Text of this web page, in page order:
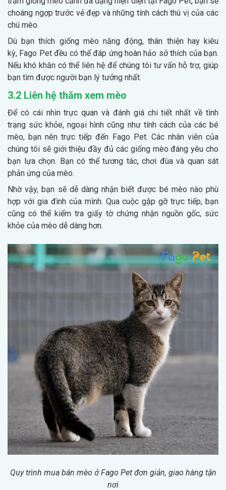
choáng ngợp trước vẻ đẹp và những tính cách thú vị của các
chú mèo.
Dù bạn thích giống mèo năng động, thân thiện hay kiêu
kỳ, Fago Pet đều có thể đáp ứng hoàn hảo sở thích của bạn.
Nếu khó khăn có thể liên hệ để chúng tôi tư vấn hỗ trợ, giúp
bạn tìm được người bạn lý tưởng nhất.
3.2 Liên hệ thăm xem mèo
Để có cái nhìn trực quan và đánh giá chi tiết nhất về tình
trạng sức khỏe, ngoại hình cũng như tính cách của các bé
mèo, bạn nên trực tiếp đến Fago Pet. Các nhân viên của
chúng tôi sẽ giới thiệu đầy đủ các giống mèo đáng yêu cho
bạn lựa chọn. Bạn có thể tương tác, chơi đùa và quan sát
phản ứng của mèo.
Nhờ vậy, bạn sẽ dễ dàng nhận biết được bé mèo nào phù
hợp với gia đình của mình. Qua cuộc gặp gỡ trực tiếp, bạn
cũng có thể kiểm tra giấy tờ chứng nhận nguồn gốc, sức
khỏe của mèo dễ dàng hơn.
Quy trình mua bán mèo ở Fago Pet đơn giản, giao hàng tận
nơi